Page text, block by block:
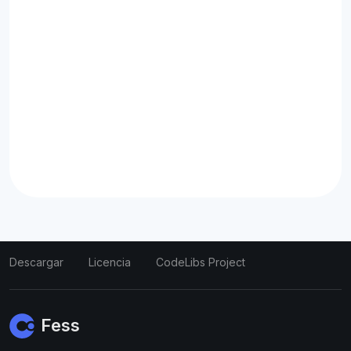
Descargar Licencia CodeLibs Project
Fess